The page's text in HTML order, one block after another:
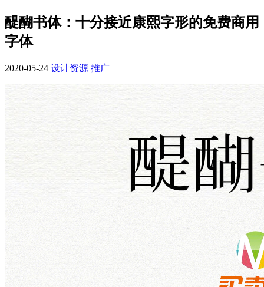
醍醐书体：十分接近康熙字形的免费商用
字体
2020-05-24 设计资源 推广